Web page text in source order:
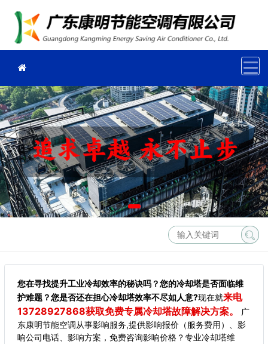
您在寻找提升工业冷却效率的秘诀吗？您的冷却塔是否面临维
护难题？您是否还在担心冷却塔效率不尽如人意?现在就来电
13728927868获取免费专属冷却塔故障解决方案。
广
东康明节能空调从事影响服务,提供影响报价（服务费用）、影
响公司电话、影响方案，免费咨询影响价格？专业冷却塔维